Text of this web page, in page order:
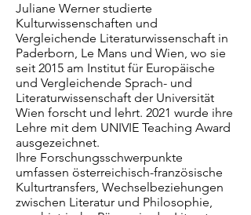
Juliane Werner studierte
Kulturwissenschaften und
Vergleichende Literaturwissenschaft in
Paderborn, Le Mans und Wien, wo sie
seit 2015 am Institut für Europäische
und Vergleichende Sprach- und
Literaturwissenschaft der Universität
Wien forscht und lehrt. 2021 wurde ihre
Lehre mit dem UNIVIE Teaching Award
ausgezeichnet.
Ihre Forschungsschwerpunkte
umfassen österreichisch-französische
Kulturtransfers, Wechselbeziehungen
zwischen Literatur und Philosophie,